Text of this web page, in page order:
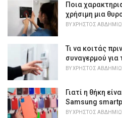
Ποια
χρήσιμη μια
BYΧΡΉΣΤΟΣ
Τι να κοιτάς
συναγερμού για
BYΧΡΉΣΤΟΣ
Γιατί η θήκη
Samsung
BYΧΡΉΣΤΟΣ